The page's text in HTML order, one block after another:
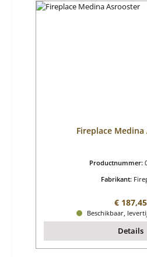
Fireplace
Productnummer:
Fabrikant:
€ 187,45
Beschikbaar,
Details